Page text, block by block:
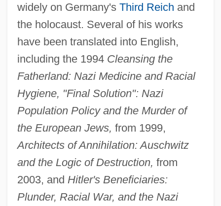
widely on Germany's Third Reich and
the holocaust. Several of his works
have been translated into English,
including the 1994 Cleansing the
Fatherland: Nazi Medicine and Racial
Hygiene, "Final Solution": Nazi
Population Policy and the Murder of
the European Jews, from 1999,
Architects of Annihilation: Auschwitz
and the Logic of Destruction, from
2003, and Hitler's Beneficiaries:
Plunder, Racial War, and the Nazi